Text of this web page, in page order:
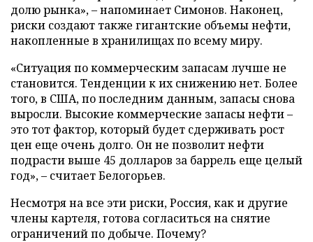
долю рынка», – напоминает Симонов. Наконец,
риски создают также гигантские объемы нефти,
накопленные в хранилищах по всему миру.
«Ситуация по коммерческим запасам лучше не
становится. Тенденции к их снижению нет. Более
того, в США, по последним данным, запасы снова
выросли. Высокие коммерческие запасы нефти –
это тот фактор, который будет сдерживать рост
цен еще очень долго. Он не позволит нефти
подрасти выше 45 долларов за баррель еще целый
год», – считает Белогорьев.
Несмотря на все эти риски, Россия, как и другие
члены картеля, готова согласиться на снятие
ограничений по добыче. Почему?